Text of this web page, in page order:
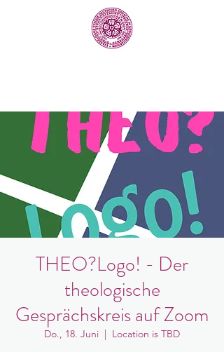
THEO?Logo! - Der
theologische
Gesprächskreis auf Zoom
Do., 18. Juni
  |
Location is TBD